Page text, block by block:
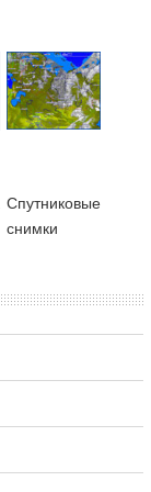
Cпутниковые
снимки